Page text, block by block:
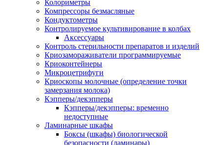
Колориметры
Компрессоры безмасляные
Кондуктометры
Контролируемое культивирование в колбах
Аксессуары
Контроль стерильности препаратов и изделий
Криозамораживатели программируемые
Криоконтейнеры
Микроцетрифуги
Криоскопы молочные (определение точки
замерзания молока)
Кэпперы/декэпперы
Кэпперы/декэпперы: временно
недоступные
Ламинарные шкафы
Боксы (шкафы) биологической
безопасности (ламинары)